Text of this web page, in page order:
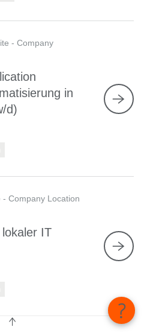
- Company
in
d)
- Company Location
IT